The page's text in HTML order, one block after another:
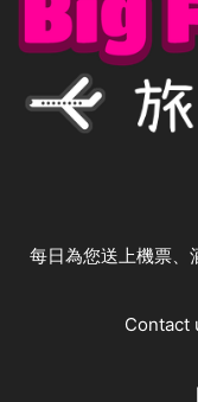
每日為您送上機票、
Contact